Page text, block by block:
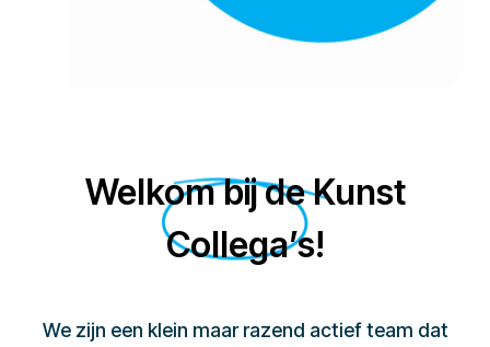
Welkom bij de Kunst
Collega’s!
We zijn een klein maar razend actief team dat